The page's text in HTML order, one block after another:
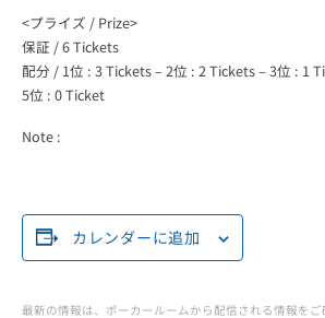
Japan
Open
Poker
Tour
<プライズ / Prize>
保証 / 6 Tickets
配分 / 1位 : 3 Tickets – 2位 : 2 Tickets – 3位 : 1
5位 : 0 Ticket
Note :
カレンダーに追加
最新の情報は、ポーカールームから配信される情報を